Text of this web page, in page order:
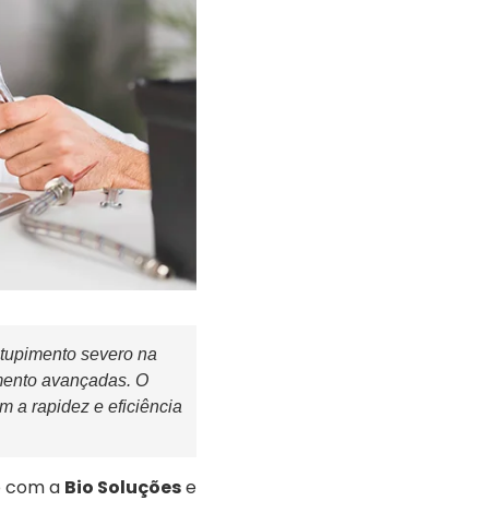
severo na
avançadas. O
a rapidez e eficiência
com a Bio Soluçõese